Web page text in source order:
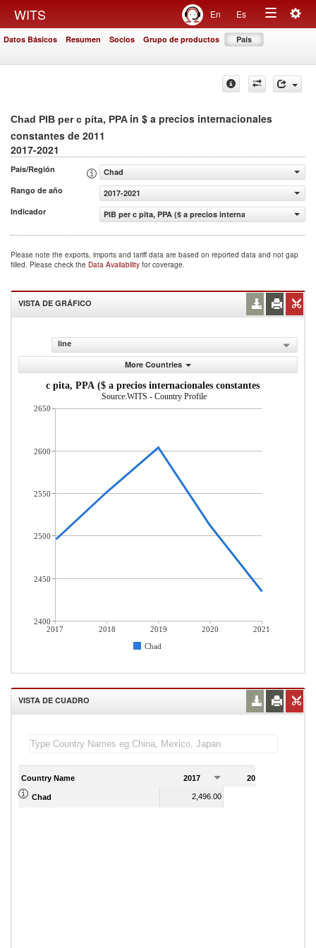
WITS En Es
Toggle
Datos Básicos Resumen Socios Grupo de productos País
Chad PIB per c pita, PPA in $ a precios internacionales
constantes de 2011
2017-2021
País/Región
Chad
Rango de año
2017-2021
Indicador
PIB per c pita, PPA ($ a precios internacionales
Please note the exports, imports and tariff data are based on reported data and not gap
filled. Please check the Data Availability for coverage.
VISTA DE GRÁFICO
line
More Countries
PIB per c pita, PPA ($ a precios internacionales constantes de 2011)
Source:WITS - Country Profile
2017 2018 2019 2020
2021
Chad
2650
2600
2550
2500
2450
2400
VISTA DE CUADRO
Country Name 2017 2018
Chad 2,496.00